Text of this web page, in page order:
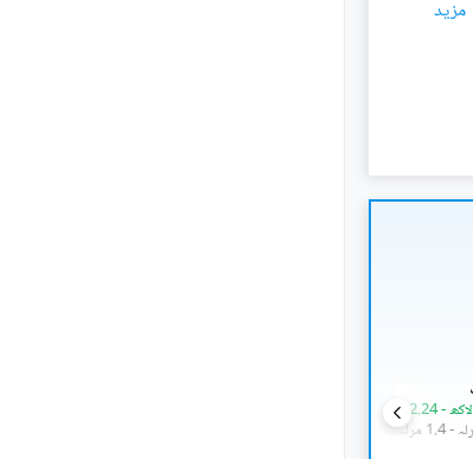
مزید
-2.24 کروڑ
-1.4 مرلہ